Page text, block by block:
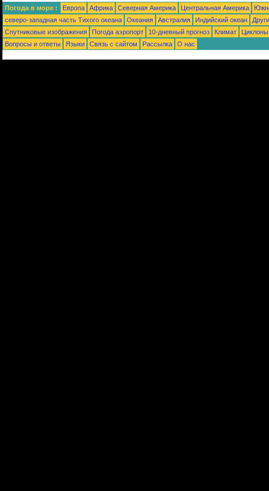
Погода в море : Европа Африка Северная Америка Центральная Америка
северо-западная часть Tихого океана
Океания Австралия Индийский океан
Спутниковые изображения
Погода аэропорт 10-дневный прогноз Климат
Циклоны
Вопросы и ответы
Языки Связь с сайтом Рассылка О нас